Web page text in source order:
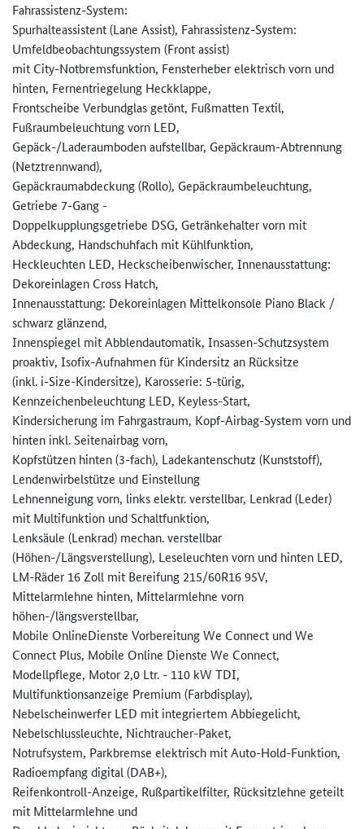
Fahrassistenz-System:
Spurhalteassistent (Lane Assist), Fahrassistenz-System:
Umfeldbeobachtungssystem (Front assist)
mit City-Notbremsfunktion, Fensterheber elektrisch vorn und
hinten, Fernentriegelung Heckklappe,
Frontscheibe Verbundglas getönt, Fußmatten Textil,
Fußraumbeleuchtung vorn LED,
Gepäck-/Laderaumboden aufstellbar, Gepäckraum-Abtrennung
(Netztrennwand),
Gepäckraumabdeckung (Rollo), Gepäckraumbeleuchtung,
Getriebe 7-Gang -
Doppelkupplungsgetriebe DSG, Getränkehalter vorn mit
Abdeckung, Handschuhfach mit Kühlfunktion,
Heckleuchten LED, Heckscheibenwischer, Innenausstattung:
Dekoreinlagen Cross Hatch,
Innenausstattung: Dekoreinlagen Mittelkonsole Piano Black /
schwarz glänzend,
Innenspiegel mit Abblendautomatik, Insassen-Schutzsystem
proaktiv, Isofix-Aufnahmen für Kindersitz an Rücksitze
(inkl. i-Size-Kindersitze), Karosserie: 5-türig,
Kennzeichenbeleuchtung LED, Keyless-Start,
Kindersicherung im Fahrgastraum, Kopf-Airbag-System vorn und
hinten inkl. Seitenairbag vorn,
Kopfstützen hinten (3-fach), Ladekantenschutz (Kunststoff),
Lendenwirbelstütze und Einstellung
Lehnenneigung vorn, links elektr. verstellbar, Lenkrad (Leder)
mit Multifunktion und Schaltfunktion,
Lenksäule (Lenkrad) mechan. verstellbar
(Höhen-/Längsverstellung), Leseleuchten vorn und hinten LED,
LM-Räder 16 Zoll mit Bereifung 215/60R16 95V,
Mittelarmlehne hinten, Mittelarmlehne vorn
höhen-/längsverstellbar,
Mobile OnlineDienste Vorbereitung We Connect und We
Connect Plus, Mobile Online Dienste We Connect,
Modellpflege, Motor 2,0 Ltr. - 110 kW TDI,
Multifunktionsanzeige Premium (Farbdisplay),
Nebelscheinwerfer LED mit integriertem Abbiegelicht,
Nebelschlussleuchte, Nichtraucher-Paket,
Notrufsystem, Parkbremse elektrisch mit Auto-Hold-Funktion,
Radioempfang digital (DAB+),
Reifenkontroll-Anzeige, Rußpartikelfilter, Rücksitzlehne geteilt
mit Mittelarmlehne und